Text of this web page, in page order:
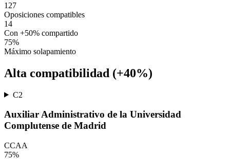
127
Oposiciones compatibles
14
Con +50% compartido
75%
Máximo solapamiento
Alta compatibilidad (+40%)
C2
Auxiliar Administrativo de la Universidad
Complutense de Madrid
CCAA
75%